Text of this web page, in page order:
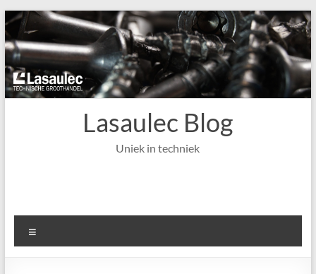
Ga
naar
de
inhoud
Lasaulec Blog
Uniek in techniek